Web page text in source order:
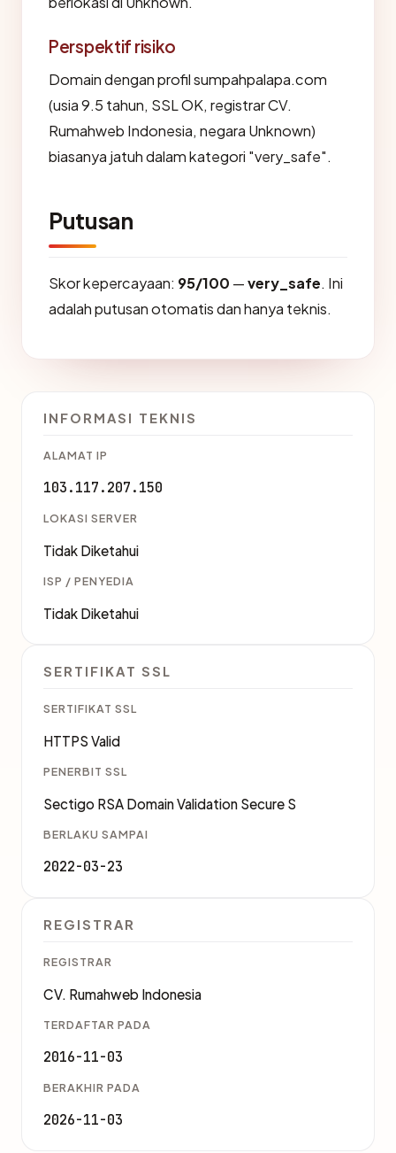
Perspektif risiko
Domain dengan profil sumpahpalapa.com
(usia 9.5 tahun, SSL OK, registrar CV.
Rumahweb Indonesia, negara Unknown)
biasanya jatuh dalam kategori "very_safe".
Putusan
Skor kepercayaan: 95/100 —very_safe. Ini
adalah putusan otomatis dan hanya teknis.
INFORMASI TEKNIS
ALAMAT IP
103.117.207.150
LOKASI SERVER
Tidak Diketahui
ISP / PENYEDIA
Tidak Diketahui
SERTIFIKAT SSL
SERTIFIKAT SSL
HTTPS Valid
PENERBIT SSL
Sectigo RSA Domain Validation Secure S
BERLAKU SAMPAI
2022-03-23
REGISTRAR
REGISTRAR
CV. Rumahweb Indonesia
TERDAFTAR PADA
2016-11-03
BERAKHIR PADA
2026-11-03